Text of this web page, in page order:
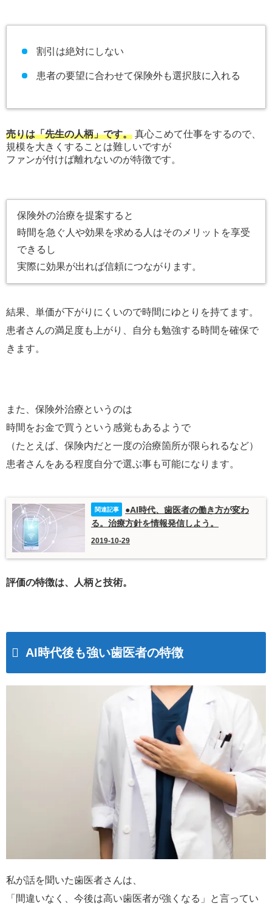
割引は絶対にしない
患者の要望に合わせて保険外も選択肢に入れる
売りは「先生の人柄」です。 真心こめて仕事をするので、
規模を大きくすることは難しいですが
ファンが付けば離れないのが特徴です。
保険外の治療を提案すると
時間を急ぐ人や効果を求める人はそのメリットを享受
できるし
実際に効果が出れば信頼につながります。
結果、単価が下がりにくいので時間にゆとりを持てます。
患者さんの満足度も上がり、自分も勉強する時間を確保で
きます。
また、保険外治療というのは
時間をお金で買うという感覚もあるようで
（たとえば、保険内だと一度の治療箇所が限られるなど）
患者さんをある程度自分で選ぶ事も可能になります。
●AI時代、歯医者の働き方が変わ
る。治療方針を情報発信しよう。
2019-10-29
評価の特徴は、人柄と技術。
AI時代後も強い歯医者の特徴
私が話を聞いた歯医者さんは、
「間違いなく、今後は高い歯医者が強くなる」と言ってい